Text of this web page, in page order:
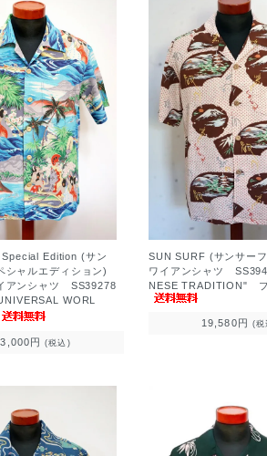
Edition (サン
シャルエディション)
ンシャツ SS39278
WORL
円 (税込)
SUN SURF (サンサー
ワイアンシャツ
NESE TRADITION"
19,580円 (税